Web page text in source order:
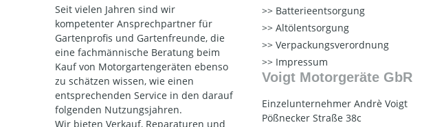
Seit vielen Jahren sind wir
kompetenter Ansprechpartner für
Gartenprofis und Gartenfreunde, die
eine fachmännische Beratung beim
Kauf von Motorgartengeräten ebenso
zu schätzen wissen, wie einen
entsprechenden Service in den darauf
folgenden Nutzungsjahren.
Wir bieten Verkauf, Reparaturen und
Batterieentsorgung
Altölentsorgung
Verpackungsverordnung
Impressum
Voigt Motorgeräte GbR
Einzelunternehmer Andrè Voigt
Pößnecker Straße 38c